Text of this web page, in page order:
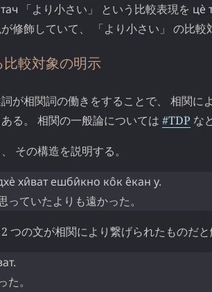
「より小さい」 という比較表現を цѐ
修飾していて、 「より小さい」 の比
較対象の明示
が相関詞の働きをすることで、 相関に
る。 相関の一般論については #TDP な
その構造を説明する。
хи̂ватешби̂кно ко̂к е̂кан у.
っていたよりも遠かった。
つの文が相関により繋げられたものだ
.
。